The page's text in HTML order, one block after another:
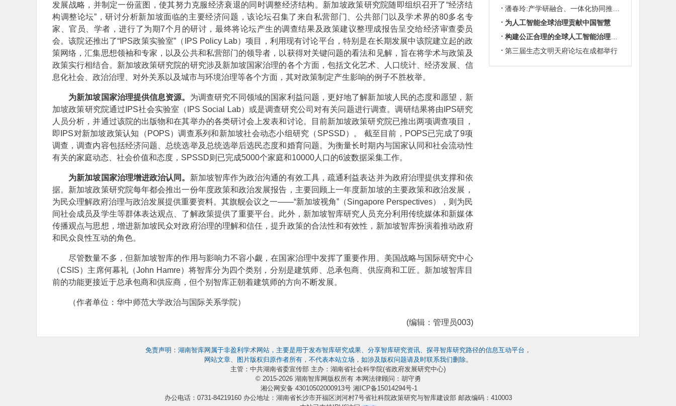
发展战略，并制定一份蓝图，使其努力克服经济衰退的同时调整经济结构。新加坡政策研究院随即组织召开了“经济结
构调整论坛”，研讨分析新加坡面临的主要经济问题，该论坛召集了来自私营部门、公共部门以及学术界的80多名专
家、官员、学者，进行了为期7个月的研讨，最终将论坛产生的调查结果及政策建议整理成报告呈交给经济审查委员
会。该院还推出了“IPS政策实验室”（IPS Policy Lab）项目，利用现有讨论平台，特别是在长期发展中该院建立起的政
策网络，汇集思想领袖和专家，以及公共和私营部门的领导者，以获得对关键问题的看法和见解，旨在将学术与政策及
政策实行相结合。新加坡政策研究院的研究涉及新加坡国家治理的各个方面，包括文化艺术、人口统计、经济发展、信
息化社会、政治治理、对外关系以及城市与环境治理等各个方面，其对政策制定产生影响的例子不胜枚举。
为新加坡国家治理提供信息资源。 为调查研究不同领域的国家利益问题，更好地了解新加坡人民的态度和愿望，新
加坡政策研究院通过IPS社会实验室（IPS Social Lab）或是调查研究公司对有关问题进行调查。调研结果将由IPS研究
人员分析，并通过该院的出版物和在其举办的各类研讨会上发表和讨论。目前新加坡政策研究院已推出两项调查项目，
即IPS对新加坡政策认知（POPS）调查系列和新加坡社会动态小组研究（SPSSD）。 截至目前，POPS已完成了9项
调查，调查内容包括经济问题、总统选举及总统选举后选民态度和婚育问题。为衡量长时期内与国家认同和社会流动性
有关的家庭动态、社会价值和态度，SPSSD则已完成5000个家庭和10000人口的6波数据采集工作。
为新加坡国家治理增进政治认同。 新加坡智库作为政治沟通的有效工具，疏通利益表达并为政府治理提供支撑和依
据。新加坡政策研究院每年都会推出一份年度政策和政治发展报告，主要回顾上一年度新加坡的主要政策和政治发展，
为民众理解政府治理与政治发展提供重要资料。其旗舰会议之一——“新加坡视角”（Singapore Perspectives），则为民
间社会成员及学生等群体表达观点、了解政策提供了重要平台。此外，新加坡智库研究人员充分利用传统媒体和新媒体
传播观点与思想，增进新加坡民众对政府治理的理解和信任，提升政策的合法性和有效性，新加坡智库扮演着推动政府
和民众良性互动的角色。
尽管数量不多，但新加坡智库的作用与影响力不容小觑，在国家治理中发挥了重要作用。美国战略与国际研究中心
（CSIS）主席何幕礼（John Hamre）将智库分为四个类别，分别是建筑师、总承包商、供应商和工匠。新加坡智库目
前的功能更接近于总承包商和供应商，但个别智库正朝着建筑师的方向不断发展。
（作者单位：华中师范大学政治与国际关系学院）
(编辑：管理员003)
潘春玲:产学研融合、一体化协同推动农业科技创新
为人工智能全球治理贡献中国智慧
构建公正合理的全球人工智能治理体系
第三届生态文明天府论坛在成都举行
免责声明：湖南智库网属于非盈利学术网站，主要是用于发布智库研究成果、分享智库研究资讯、探寻智库研究路径的信息互动平台，
网站文章、图片版权归原作者所有，不代表本站立场，如涉及版权问题请及时联系我们删除。
主管：中共湖南省委宣传部 主办：湖南省社会科学院(省政府发展研究中心)
© 2015-2026 湖南智库网版权所有 本网法律顾问：胡守勇
湘公网安备 43010502000913号 湘ICP备15014294号-1
办公电话：0731-84219160 办公地址：湖南省长沙市开福区浏河村7号省社科院政策研究与智库建设部 邮政编码：410003